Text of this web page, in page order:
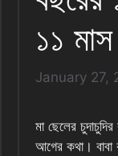
১১
January 27,
মা ছেলের
আগের কথা। বাবা